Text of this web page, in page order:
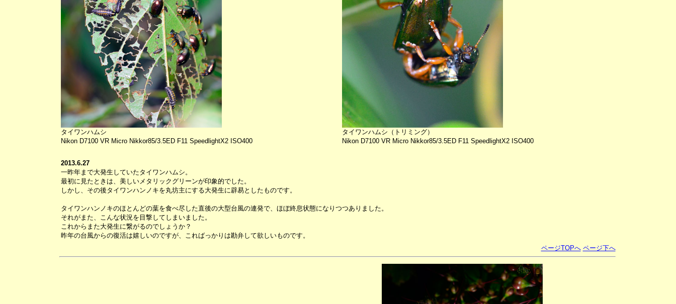
タイワンハムシ
Nikon D7100 VR Micro Nikkor85/3.5ED F11 SpeedlightX2 ISO400
タイワンハムシ（トリミング）
Nikon D7100 VR Micro Nikkor85/3.5ED F11 SpeedlightX2 ISO400
2013.6.27
一昨年まで大発生していたタイワンハムシ。
最初に見たときは、美しいメタリックグリーンが印象的でした。
しかし、その後タイワンハンノキを丸坊主にする大発生に辟易としたものです。
タイワンハンノキのほとんどの葉を食べ尽した直後の大型台風の連発で、ほぼ終息状態になりつつありました。
それがまた、こんな状況を目撃してしまいました。
これからまた大発生に繋がるのでしょうか？
昨年の台風からの復活は嬉しいのですが、こればっかりは勘弁して欲しいものです。
ページTOPへ ページ下へ